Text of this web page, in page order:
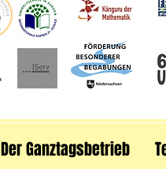
Der Ganztagsbetrieb